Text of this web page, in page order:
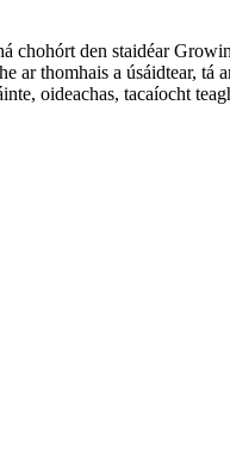
chohórt den staidéar
ar thomhais a úsáidtear,
oideachas, tacaíocht